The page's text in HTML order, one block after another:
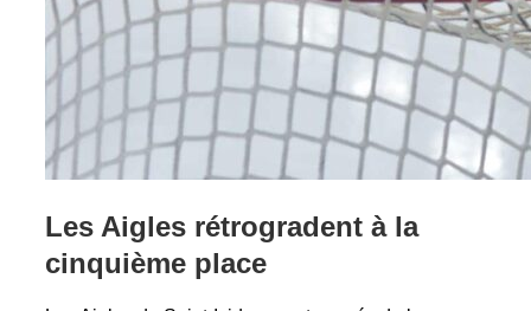
Les Aigles rétrogradent à la
cinquième place